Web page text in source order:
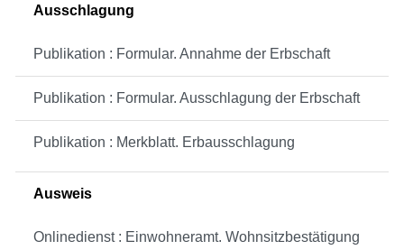
Ausschlagung
Publikation : Formular. Annahme der Erbschaft
Publikation : Formular. Ausschlagung der Erbschaft
Publikation : Merkblatt. Erbausschlagung
Ausweis
Onlinedienst : Einwohneramt. Wohnsitzbestätigung